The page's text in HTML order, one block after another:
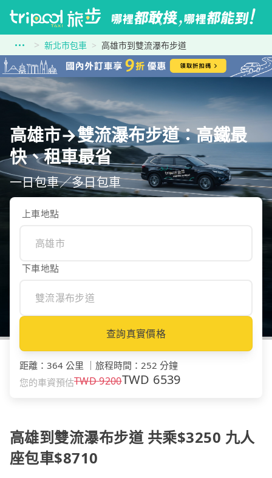
新北市包車 高雄市到雙流瀑布步道
高雄市→雙流瀑布步道：高鐵最
快、租車最省
一日包車／多日包車
上車地點
下車地點
查詢真實價格
距離 ： 364 公里 旅程時間 ： 252 分鐘
您的車資預估TWD9200TWD 6539
高雄到雙流瀑布步道 共乘$3250 九人
座包車$8710